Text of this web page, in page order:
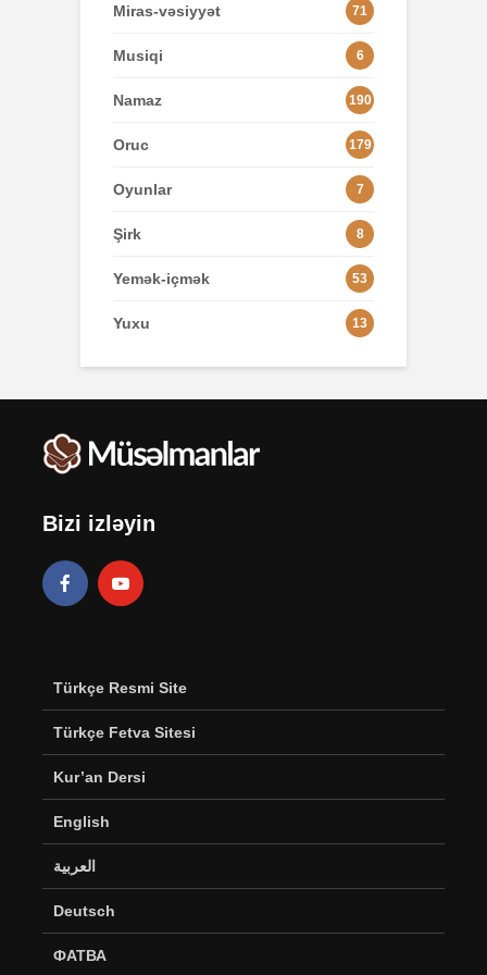
Miras-vəsiyyət 71
Musiqi 6
Namaz 190
Oruc 179
Oyunlar 7
Şirk 8
Yemək-içmək 53
Yuxu 13
Bizi izləyin
Türkçe Resmi Site
Türkçe Fetva Sitesi
Kur’an Dersi
English
العربية
Deutsch
ФАТВА